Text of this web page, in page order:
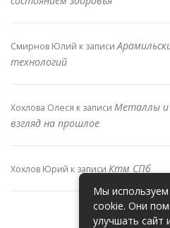
Смирнов Юлий к записи
технологий
Хохлова Олеся к записи Металлы и
взгляд на прошлое
Хохлов Юрий к записи Ктм СПб
Мы
cookie. Они
улучшать сайт